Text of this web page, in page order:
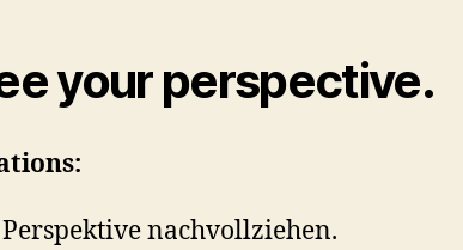
your perspective.
nachvollziehen.